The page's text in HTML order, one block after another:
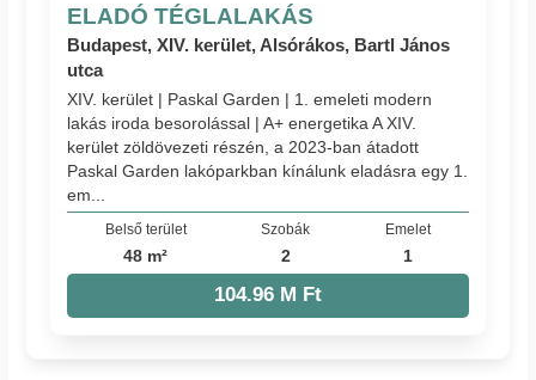
ELADÓ TÉGLALAKÁS
Budapest, XIV. kerület, Alsórákos, Bartl János
utca
XIV. kerület | Paskal Garden | 1. emeleti modern
lakás iroda besorolással | A+ energetika A XIV.
kerület zöldövezeti részén, a 2023-ban átadott
Paskal Garden lakóparkban kínálunk eladásra egy 1.
em...
Belső terület
48 m²
Szobák
2
Emelet
1
104.96 M Ft